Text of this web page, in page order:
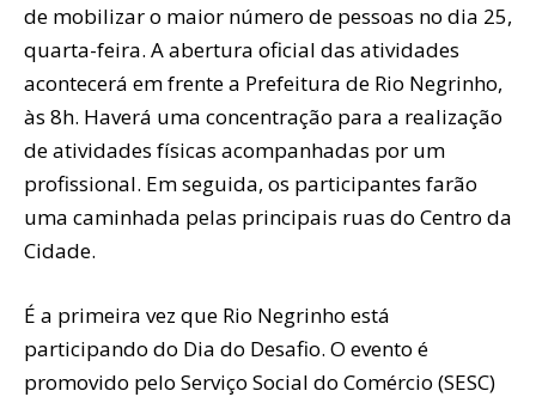
de mobilizar o maior número de pessoas no dia 25,
quarta-feira. A abertura oficial das atividades
acontecerá em frente a Prefeitura de Rio Negrinho,
às 8h. Haverá uma concentração para a realização
de atividades físicas acompanhadas por um
profissional. Em seguida, os participantes farão
uma caminhada pelas principais ruas do Centro da
Cidade.
É a primeira vez que Rio Negrinho está
participando do Dia do Desafio. O evento é
promovido pelo Serviço Social do Comércio (SESC)